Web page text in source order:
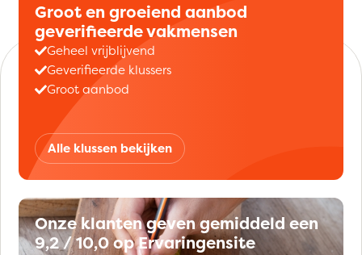
Groot en groeiend aanbod
geverifieerde vakmensen
Geheel vrijblijvend
Geverifieerde klussers
Groot aanbod
Alle klussen bekijken
Onze klanten geven gemiddeld een
9,2 / 10,0 op Ervaringensite